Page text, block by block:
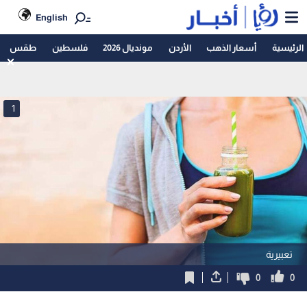
English
الرئيسية أسعار الذهب الأردن مونديال 2026 فلسطين طقس
تعبيرية
1
0
0